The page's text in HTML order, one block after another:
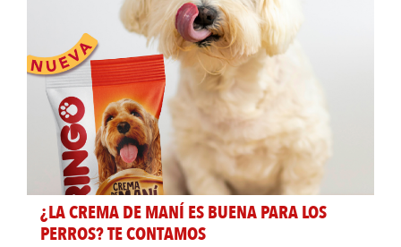
¿LA CREMA DE MANÍ ES BUENA PARA LOS
PERROS? TE CONTAMOS